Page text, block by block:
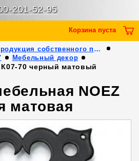
201-52-95
Корзина пуста
Продукция собственного производства
Мебельный декор
70 черный матовый
NOEZ
матовая